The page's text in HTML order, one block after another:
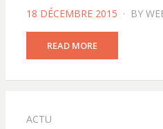
POSTED
18 DÉCEMBRE 2015 BY
READ MORE
ACTU